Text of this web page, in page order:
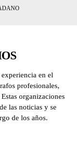
en el
profesionales,
organizaciones
las noticias y se
de los años.